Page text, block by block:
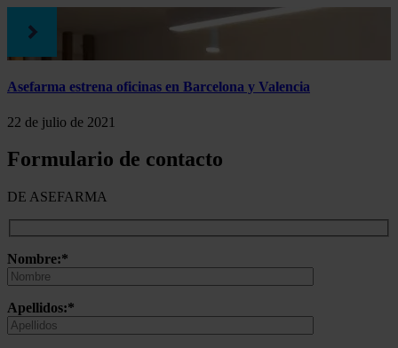
Asefarma estrena oficinas en Barcelona y Valencia
22 de julio de 2021
Formulario de contacto
DE ASEFARMA
Nombre:*
Apellidos:*